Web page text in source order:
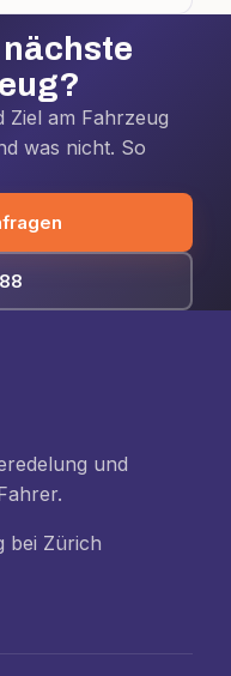
am Fahrzeug
was nicht. So
und
bei Zürich